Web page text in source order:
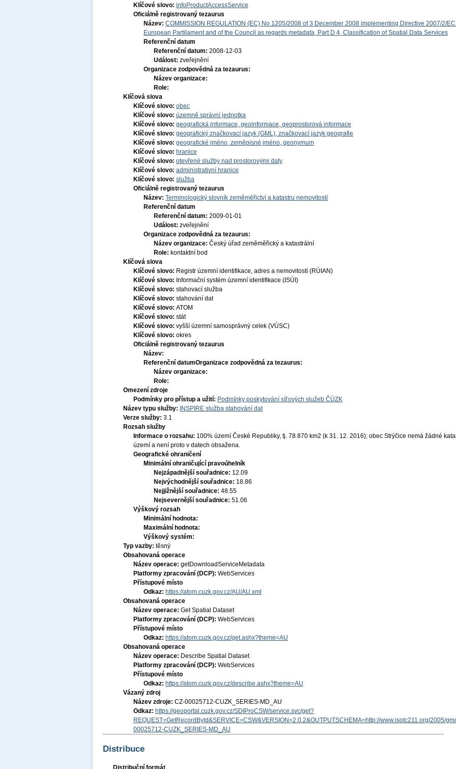
Klíčové slovo: infoProductAccessService
Oficiálně registrovaný tezaurus
Název: COMMISSION REGULATION (EC) No 1205/2008 of 3 December 2008 implementing Directive 2007/2/EC
European Partilament and of the Council as regards metadata, Part D 4, Classification of Spatial Data Services
Referenční datum
Referenční datum: 2008-12-03
Událost: zveřejnění
Organizace zodpovědná za tezaurus:
Název organizace:
Role:
Klíčová slova
Klíčové slovo: obec
Klíčové slovo: územně správní jednotka
Klíčové slovo: geografická informace, geoinformace, geoprostorová informace
Klíčové slovo: geografický značkovací jazyk (GML), značkovací jazyk geografie
Klíčové slovo: geografické jméno, zeměpisné jméno, geonymum
Klíčové slovo: hranice
Klíčové slovo: otevřené služby nad prostorovými daty
Klíčové slovo: administrativní hranice
Klíčové slovo: služba
Oficiálně registrovaný tezaurus
Název: Terminologický slovník zeměměřictví a katastru nemovitostí
Referenční datum
Referenční datum: 2009-01-01
Událost: zveřejnění
Organizace zodpovědná za tezaurus:
Název organizace: Český úřad zeměměřický a katastrální
Role: kontaktní bod
Klíčová slova
Klíčové slovo: Registr územní identifikace, adres a nemovitostí (RÚIAN)
Klíčové slovo: Informační systém územní identifikace (ISÚI)
Klíčové slovo: stahovací služba
Klíčové slovo: stahování dat
Klíčové slovo: ATOM
Klíčové slovo: stát
Klíčové slovo: vyšší územní samosprávný celek (VÚSC)
Klíčové slovo: okres
Oficiálně registrovaný tezaurus
Název:
Referenční datumOrganizace zodpovědná za tezaurus:
Název organizace:
Role:
Omezení zdroje
Podmínky pro přístup a užití: Podmínky poskytování síťových služeb ČÚZK
Název typu služby:
INSPIRE služba stahování dat
Verze služby: 3.1
Rozsah služby
Informace o rozsahu: 100% území České Republiky, tj. 78 870 km2 (k 31. 12. 2016); obec Strýčice nemá žádné
území a není proto v datech obsažena.
Geografické ohraničení
Minimální ohraničující pravoúhelník
Nejzápadnější souřadnice: 12.09
Nejvýchodnější souřadnice: 18.86
Nejjižnější souřadnice: 48.55
Nejsevernější souřadnice: 51.06
Výškový rozsah
Minimální hodnota:
Maximální hodnota:
Výškový systém:
Typ vazby: těsný
Obsahovaná operace
Název operace: getDownloadServiceMetadata
Platformy zpracování (DCP): WebServices
Přístupové místo
Odkaz: https://atom.cuzk.gov.cz/AU/AU.xml
Obsahovaná operace
Název operace: Get Spatial Dataset
Platformy zpracování (DCP): WebServices
Přístupové místo
Odkaz: https://atom.cuzk.gov.cz/get.ashx?theme=AU
Obsahovaná operace
Název operace: Describe Spatial Dataset
Platformy zpracování (DCP): WebServices
Přístupové místo
Odkaz: https://atom.cuzk.gov.cz/describe.ashx?theme=AU
Vázaný zdroj
Název zdroje: CZ-00025712-CUZK_SERIES-MD_AU
Odkaz: https://geoportal.cuzk.gov.cz/SDIProCSW/service.svc/get?
REQUEST=GetRecordById&SERVICE=CSW&VERSION=2.0.2&OUTPUTSCHEMA=http://www.isotc211.org/2005/
00025712-CUZK_SERIES-MD_AU
Distribuce
Distribuční formát